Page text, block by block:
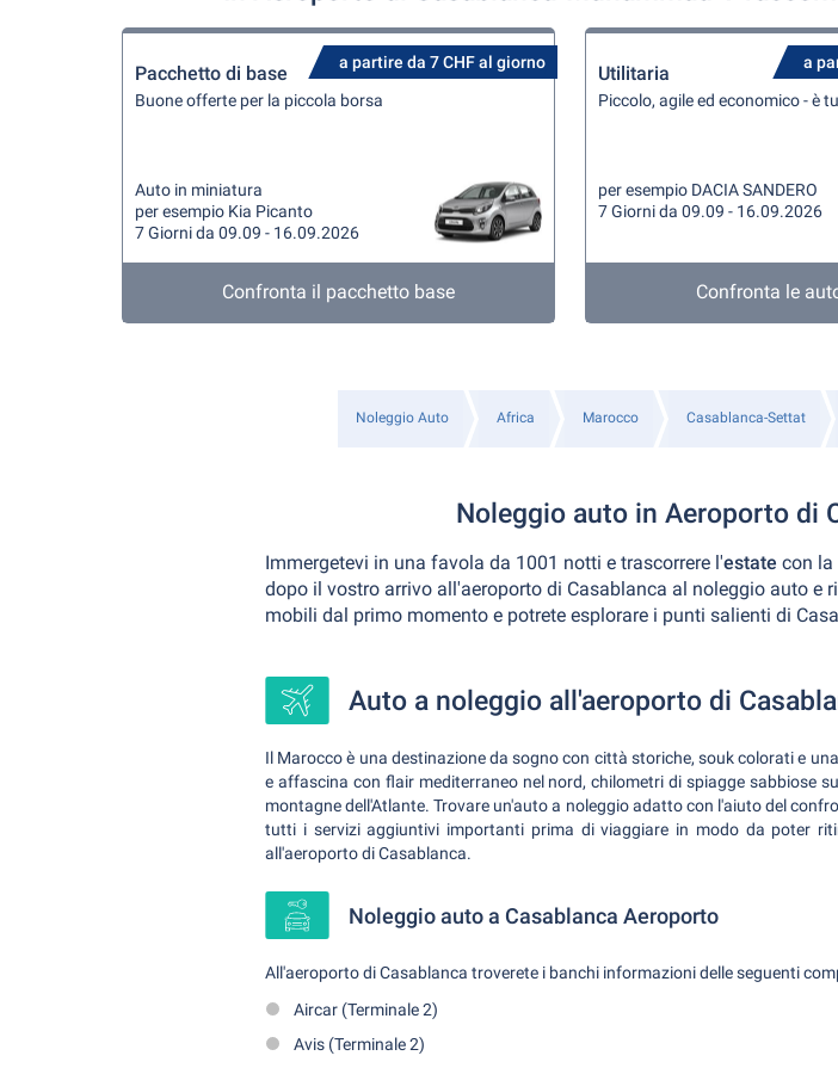
a partire da 7 CHF al giorno
Pacchetto di base
Buone offerte per la piccola borsa
Auto in miniatura
per esempio Kia Picanto
7 Giorni da 09.09 - 16.09.2026
Confronta il pacchetto base
a
Utilitaria
Piccolo, agile ed economico - è
per esempio DACIA SANDERO
7 Giorni da 09.09 - 16.09.2026
Confronta le
Noleggio Auto Africa Marocco Casablanca-Settat
Noleggio auto in Aeroporto di
Immergetevi in una favola da 1001 notti e trascorrere l'estate con la
dopo il vostro arrivo all'aeroporto di Casablanca al noleggio auto e
mobili dal primo momento e potrete esplorare i punti salienti di
Auto a noleggio all'aeroporto di
Il Marocco è una destinazione da sogno con città storiche, souk colorati e
e affascina con flair mediterraneo nel nord, chilometri di spiagge sabbiose
montagne dell'Atlante. Trovare un'auto a noleggio adatto con l'aiuto del
tutti i servizi aggiuntivi importanti prima di viaggiare in modo da poter
all'aeroporto di Casablanca.
Noleggio auto a Casablanca Aeroporto
All'aeroporto di Casablanca troverete i banchi informazioni delle seguenti
Aircar (Terminale 2)
Avis (Terminale 2)